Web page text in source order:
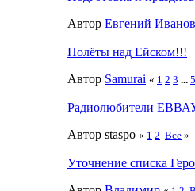
Автор Евгений Иванов
Полёты над Ейском!!!
Автор Samurai « 1 2 3 ... 5
Радиолюбители
Автор staspo « 1 2 Все »
Уточнение списка